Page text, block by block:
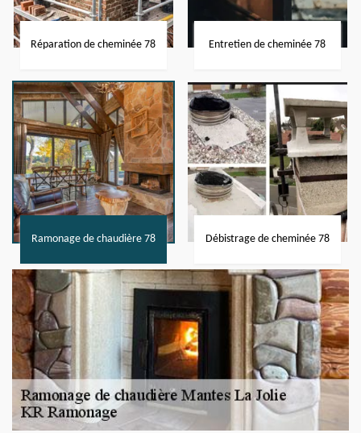
Réparation de cheminée 78 Entretien de cheminée 78
Ramonage de chaudière 78 Débistrage de cheminée 78